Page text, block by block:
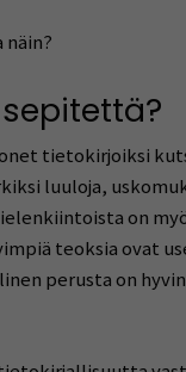
tietokirjoiksi
luuloja,
on
teoksia ovat
perusta on